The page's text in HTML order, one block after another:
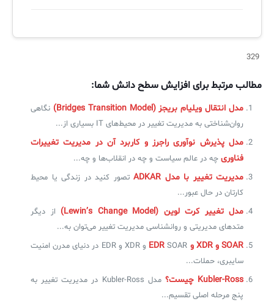
329
مطالب مرتبط برای افزایش سطح دانش شما:
مدل انتقال ویلیام بریجز (Bridges Transition Model)
نگاهی
روان‌شناختی به مدیریت تغییر در محیط‌های IT بسیاری از...
مدل پذیرش نوآوری راجرز و کاربرد آن در مدیریت تغییرات
فناوری چه در عالم سیاست و چه در انقلاب‌ها و چه...
مدیریت تغییر با مدل ADKAR
تصور کنید در زندگی یا محیط
کارتان در حال عبور...
مدل تغییر کرت لوین (Lewin’s Change Model)
از دیگر
متدهای مدیریتی و روانشناسی مدیریت تغییر می‌توان به...
SOAR و XDR و EDR
SOAR و XDR و EDR در دنیای مدرن امنیت
سایبری، حملات...
Kubler-Ross چیست؟
مدل Kubler-Ross در مدیریت تغییر به
پنج مرحله اصلی تقسیم...